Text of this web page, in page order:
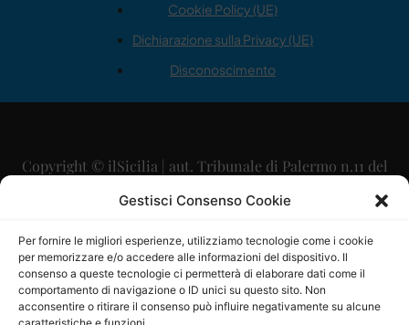
Gestisci Consenso Cookie
Per fornire le migliori esperienze, utilizziamo tecnologie come i cookie
per memorizzare e/o accedere alle informazioni del dispositivo. Il
consenso a queste tecnologie ci permetterà di elaborare dati come il
comportamento di navigazione o ID unici su questo sito. Non
acconsentire o ritirare il consenso può influire negativamente su alcune
Cookie Policy (UE)
Dichiarazione sulla Privacy (UE)
Disconoscimento
Copyright © ilSicilia | aut. Tribunale di Palermo n.11 del
29/09/2015
Direttore Editoriale: Maurizio Scaglione
Direttore Responsabile: Maria Calabrese